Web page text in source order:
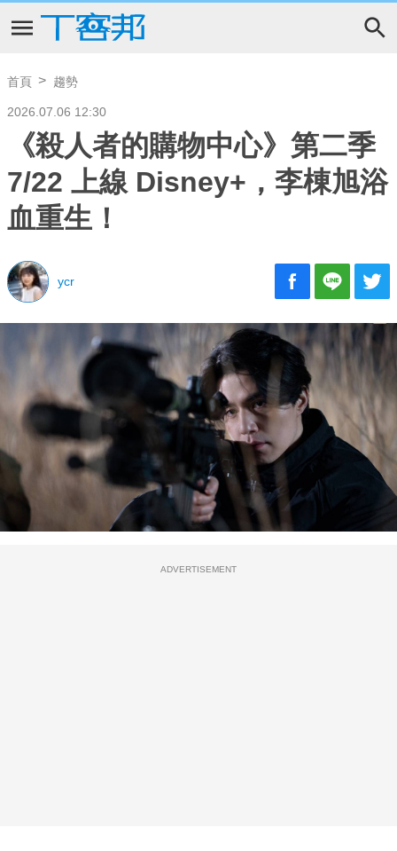
首頁 趨勢
2026.07.06 12:30
《殺人者的購物中心》第二季
7/22 上線 Disney+，李棟旭浴
血重生！
ycr
ADVERTISEMENT